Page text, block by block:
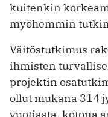
kuitenkin
myöhemmin
Väitöstutkimus
ihmisten
projektin
ollut mukana 314